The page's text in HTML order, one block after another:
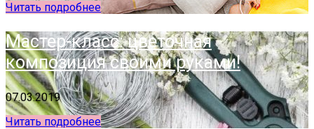
Читать подробнее
Мастер-класс: цветочная
композиция своими руками!
07.03.2019
Читать подробнее